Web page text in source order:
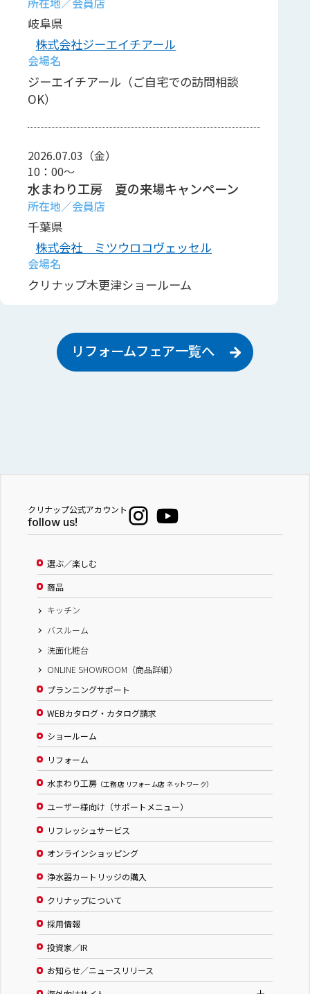
岐阜県
株式会社ジーエイチアール
ジーエイチアール（ご自宅での訪問相談
OK）
2026.07.03（金）
10：00～
水まわり工房 夏の来場キャンペーン
千葉県
株式会社 ミツウロコヴェッセル
クリナップ木更津ショールーム
リフォームフェア一覧へ
クリナップ公式アカウント
follow us!
選ぶ／楽しむ
商品
キッチン
バスルーム
洗面化粧台
ONLINE SHOWROOM（商品詳細）
プランニングサポート
WEBカタログ・カタログ請求
ショールーム
リフォーム
水まわり工房 （工務店 リフォーム店 ネットワーク）
ユーザー様向け（サポートメニュー）
リフレッシュサービス
オンラインショッピング
浄水器カートリッジの購入
クリナップについて
採用情報
投資家／IR
お知らせ／ニュースリリース